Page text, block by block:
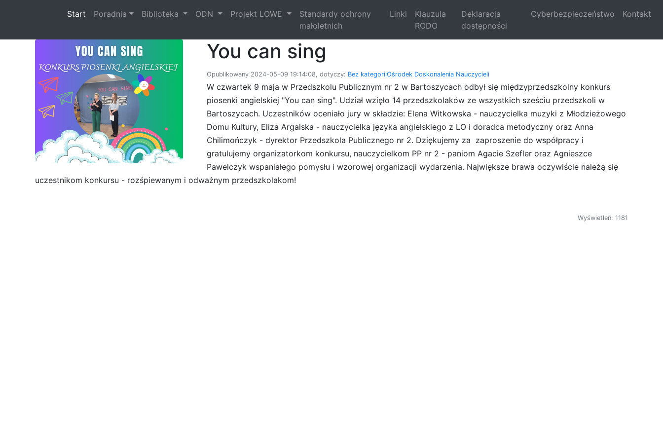
Start (current)
Poradnia Biblioteka ODN Projekt LOWE
Standardy ochrony
małoletnich
Linki
Klauzula
RODO
Deklaracja
dostępności
Cyberbezpieczeństwo Kontakt
You can sing
Opublikowany 2024-05-09 19:14:08, dotyczy: Bez kategoriiOśrodek Doskonalenia Nauczycieli
W czwartek 9 maja w Przedszkolu Publicznym nr 2 w Bartoszycach odbył się międzyprzedszkolny konkurs
piosenki angielskiej "You can sing". Udział wzięło 14 przedszkolaków ze wszystkich sześciu przedszkoli w
Bartoszycach. Uczestników oceniało jury w składzie: Elena Witkowska - nauczycielka muzyki z Młodzieżowego
Domu Kultury, Eliza Argalska - nauczycielka języka angielskiego z LO i doradca metodyczny oraz Anna
Chilimończyk - dyrektor Przedszkola Publicznego nr 2. Dziękujemy za zaproszenie do współpracy i
gratulujemy organizatorkom konkursu, nauczycielkom PP nr 2 - paniom Agacie Szefler oraz Agnieszce
Pawelczyk wspaniałego pomysłu i wzorowej organizacji wydarzenia. Największe brawa oczywiście należą się
uczestnikom konkursu - rozśpiewanym i odważnym przedszkolakom!
Wyświetleń: 1181